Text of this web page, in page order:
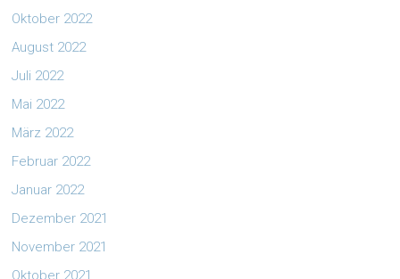
Oktober 2022
August 2022
Juli 2022
Mai 2022
März 2022
Februar 2022
Januar 2022
Dezember 2021
November 2021
Oktober 2021